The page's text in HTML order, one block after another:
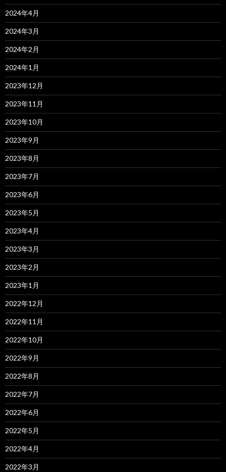
2024年4月
2024年3月
2024年2月
2024年1月
2023年12月
2023年11月
2023年10月
2023年9月
2023年8月
2023年7月
2023年6月
2023年5月
2023年4月
2023年3月
2023年2月
2023年1月
2022年12月
2022年11月
2022年10月
2022年9月
2022年8月
2022年7月
2022年6月
2022年5月
2022年4月
2022年3月